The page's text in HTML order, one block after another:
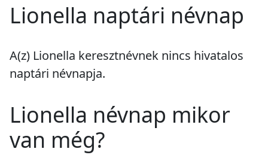
Lionella naptári névnap
A(z) Lionella keresztnévnek nincs hivatalos
naptári névnapja.
Lionella névnap mikor
van még?